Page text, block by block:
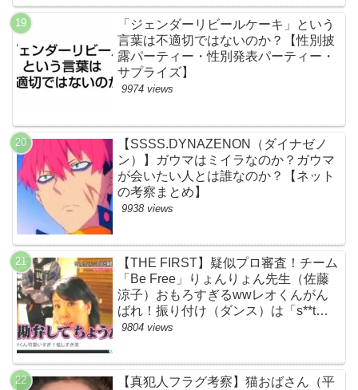
「ジェンダーリビールケーキ」という
言葉は不適切ではないのか？【性別披
露パーティー・性別発表パーティー・
サプライズ】
9974 views
【SSSS.DYNAZENON（ダイナゼノ
ン）】ガウマはミイラなのか？ガウマ
が会いたい人とは誰なのか？【ネット
の考察まとめ】
9938 views
【THE FIRST】疑似プロ審査！チーム
「Be Free」りょんりょん先生（佐藤
涼子）おもろすぎるwwレオくんがん
ばれ！振り付け（ダンス）は「s**t
kingz」のOguri・Kazuki！豪華！【ネ
BE:FIRST・ビーファースト】
9804 views
【真犯人フラグ考察】猫おばさん（平